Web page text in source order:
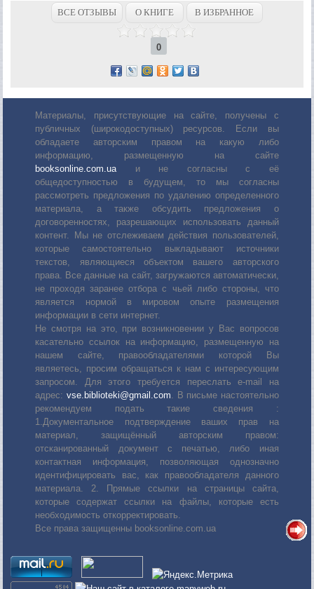
ВСЕ ОТЗЫВЫ О КНИГЕ В ИЗБРАННОЕ
0
Материалы, присутствующие на сайте, получены с
публичных (широкодоступных) ресурсов. Если вы
обладаете авторским правом на какую либо
информацию, размещенную на сайте
booksonline.com.uaи не согласны с её
общедоступностью в будущем, то мы согласны
рассмотреть предложения по удалению определенного
материала, а также обсудить предложения о
договоренностях, разрешающих использовать данный
контент. Мы не отслеживаем действия пользователей,
которые самостоятельно выкладывают источники
текстов, являющиеся объектом вашего авторского
права. Все данные на сайт, загружаются автоматически,
не проходя заранее отбора с чьей либо стороны, что
является нормой в мировом опыте размещения
информации в сети интернет.
Не смотря на это, при возникновении у Вас вопросов
касательно ссылок на информацию, размещенную на
нашем сайте, правообладателями которой Вы
являетесь, просим обращаться к нам с интересующим
запросом. Для этого требуется переслать е-mail на
адрес: vse.biblioteki@gmail.com. В письме настоятельно
рекомендуем подать такие сведения :
1.Документальное подтверждение ваших прав на
материал, защищённый авторским правом:
отсканированный документ с печатью, либо иная
контактная информация, позволяющая однозначно
идентифицировать вас, как правообладателя данного
материала. 2. Прямые ссылки на страницы сайта,
которые содержат ссылки на файлы, которые есть
необходимость откорректировать.
Все права защищенны booksonline.com.ua